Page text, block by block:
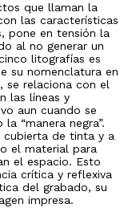
que llaman la
las características
pone en tensión la
al no generar un
litografías es
su nomenclatura en
se relaciona con el
las líneas y
aun cuando se
“manera negra”.
cubierta de tinta y a
el material para
el espacio. Esto
crítica y reflexiva
del grabado, su
impresa.